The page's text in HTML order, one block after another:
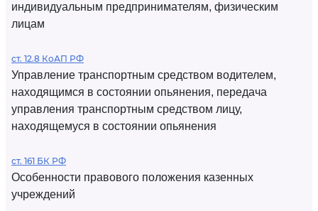
индивидуальным предпринимателям, физическим
лицам
ст. 12.8 КоАП РФ
Управление транспортным средством водителем,
находящимся в состоянии опьянения, передача
управления транспортным средством лицу,
находящемуся в состоянии опьянения
ст. 161 БК РФ
Особенности правового положения казенных
учреждений